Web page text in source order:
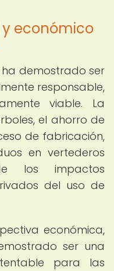
económico
demostrado ser
responsable,
viable. La
el ahorro de
de fabricación,
en vertederos
los impactos
del uso de
económica,
ser una
para las